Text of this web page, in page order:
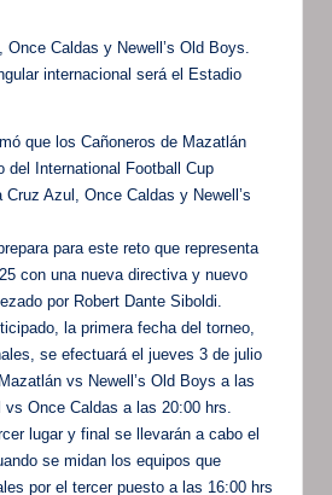
Caldas y Newell’s Old Boys.
internacional será el Estadio
que los Cañoneros de Mazatlán
del International Football Cup
Azul, Once Caldas y Newell’s
para este reto que representa
con una nueva directiva y nuevo
por Robert Dante Siboldi.
la primera fecha del torneo,
se efectuará el jueves 3 de julio
vs Newell’s Old Boys a las
Once Caldas a las 20:00 hrs.
lugar y final se llevarán a cabo el
se midan los equipos que
por el tercer puesto a las 16:00 hrs